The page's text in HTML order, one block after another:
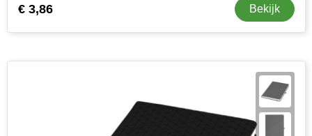
€ 3,86 Bekijk